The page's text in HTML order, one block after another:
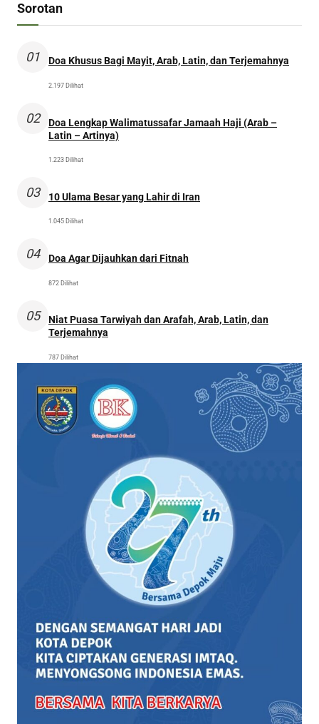
Sorotan
01 Doa Khusus Bagi Mayit, Arab, Latin, dan Terjemahnya
2.197 Dilihat
02
Doa Lengkap Walimatussafar Jamaah Haji (Arab –
Latin – Artinya)
1.223 Dilihat
03 10 Ulama Besar yang Lahir di Iran
1.045 Dilihat
04 Doa Agar Dijauhkan dari Fitnah
872 Dilihat
05
Niat Puasa Tarwiyah dan Arafah, Arab, Latin, dan
Terjemahnya
787 Dilihat